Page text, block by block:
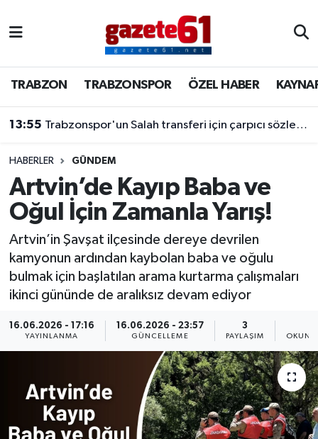
TRABZON TRABZONSPOR ÖZEL HABER
13:55 Trabzonspor'un Salah transferi için çarpıcı sözler! "Bu dünyaya bir mesajdır"
HABERLER GÜNDEM
Artvin’de Kayıp Baba ve
Oğul İçin Zamanla Yarış!
Artvin’in Şavşat ilçesinde dereye devrilen
kamyonun ardından kaybolan baba ve oğulu
bulmak için başlatılan arama kurtarma çalışmaları
ikinci gününde de aralıksız devam ediyor
16.06.2026 - 17:16
YAYINLANMA
16.06.2026 - 23:57
GÜNCELLEME
3
PAYLAŞIM
TRABZONSPOR
ÖZEL HABER
KAYNAR KAZAN
SİYASET
GÜNDEM
Trabzon Nöbetçi Eczaneler
Trabzon Hava Durumu
Trabzon Namaz Vakitleri
Trabzon Trafik Yoğunluk Haritası
Süper Lig Puan Durumu ve Fikstür
Tüm Manşetler
Son Dakika Haberleri